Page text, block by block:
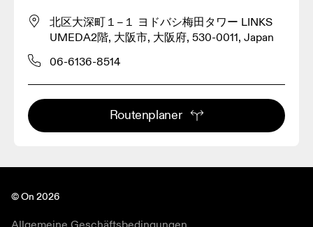
北区大深町１−１ ヨドバシ梅田タワー LINKS
UMEDA2階, 大阪市, 大阪府, 530-0011, Japan
06-6136-8514
Routenplaner
© On 2026